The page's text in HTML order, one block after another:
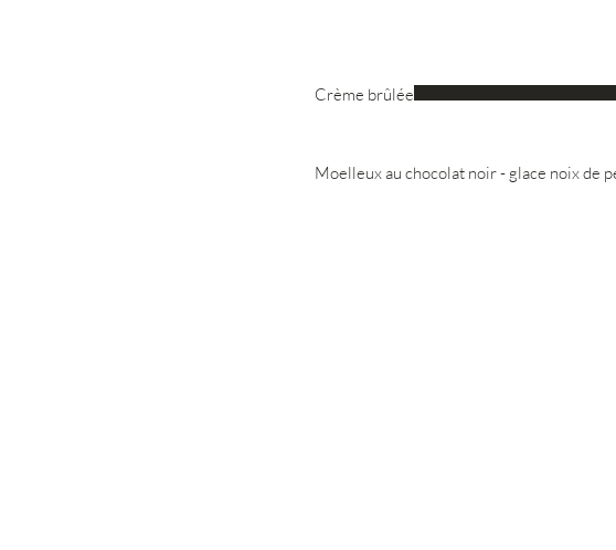
Crème brûlée
Moelleux au chocolat noir - glace noix de